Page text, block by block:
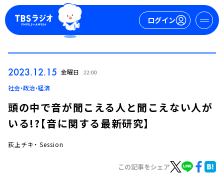
ログイン
2023.12.15 金曜日 22:00
社会・政治・経済
頭の中で音が聞こえる人と聞こえない人が
いる!?【音に関する最新研究】
荻上チキ・ Session
この記事をシェア